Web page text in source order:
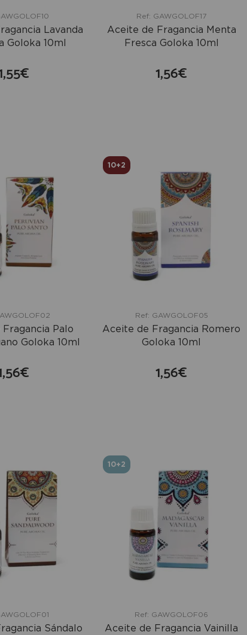
Lavanda
Goloka 10ml
Ref: GAWGOLOF17
Aceite de Fragancia Menta
Fresca Goloka 10ml
1,56€
Palo
Goloka 10ml
10+2
Ref: GAWGOLOF05
Aceite de Fragancia Romero
Goloka 10ml
1,56€
Sándalo
10+2
Ref: GAWGOLOF06
Aceite de Fragancia Vainilla